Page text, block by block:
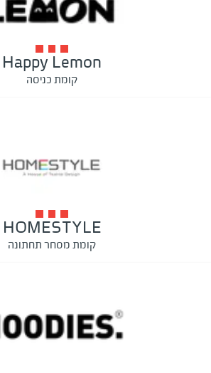
Happy Lemon
קומת כניסה
HOMESTYLE
קומת מסחר תחתונה